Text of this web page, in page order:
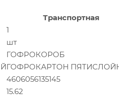
Транспортная
1
шт
ГОФРОКОРОБ
ГОФРОКАРТОН
4606056135145
15.62